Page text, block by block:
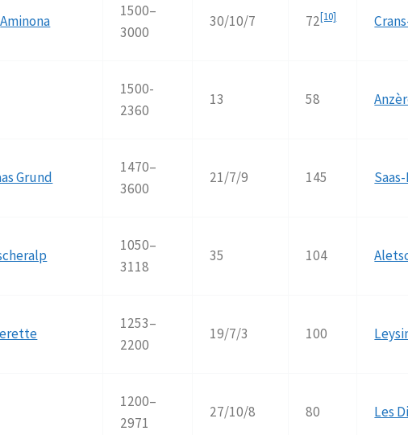
Aminona
1500–
3000
30/10/7 72[10]
1500-
2360
13 58
Grund
1470–
3600
21/7/9 145
1050–
3118
35 104
1253–
2200
19/7/3 100
1200–
2971
27/10/8 80 Les